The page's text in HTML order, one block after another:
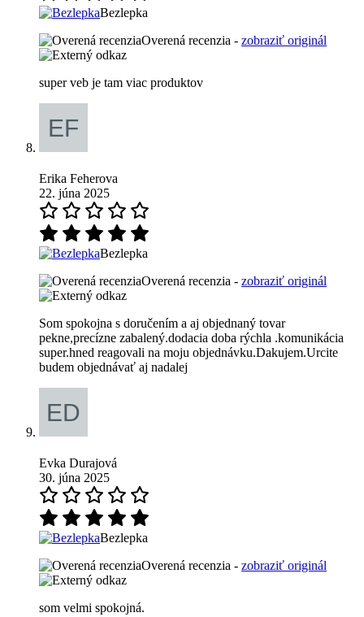
Bezlepka
Overená recenzia - zobraziť originál
super veb je tam viac produktov
Erika Feherova
22. júna 2025
Bezlepka
Overená recenzia - zobraziť originál
Som spokojna s doručením a aj objednaný tovar
pekne,precízne zabalený.dodacia doba rýchla .komunikácia
super.hned reagovali na moju objednávku.Dakujem.Urcite
budem objednávať aj nadalej
Evka Durajová
30. júna 2025
Bezlepka
Overená recenzia - zobraziť originál
som velmi spokojná.